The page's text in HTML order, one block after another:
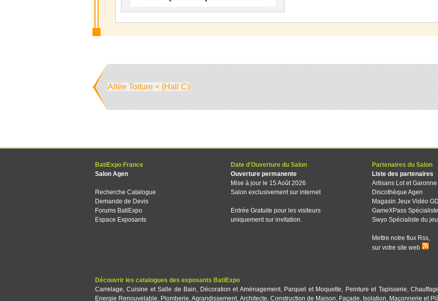
Allée Toiture < (Hall C)
BatiExpo France
Salon Agen
Recherche Catalogue
Demande de Devis
Forums BatiExpo
Espace Exposants
Date d'Ouverture du Salon
Ouverture permanente
Mise à jour le 15 Août 2026
Salon exclusivement sur internet
Entrée Gratuite pour les visiteurs
uniquement sur invitation.
Partenaires du Salon
Liste des partenaires
Artisans Lot et Garonne
Discothèque Agen
Magasin Jeux Vidéo
GameXPass
Swyo Spécialiste du
Mettre notre flux Rss,
sur votre site web
Découvrir les catalogues des exposants BatiExpo
Carrelage,Cuisine et Salle de Bain, Décoration et Aménagement, Parquet et Moquette, Peinture et Tapisserie,
Energie Renouvelable, Plomberie,Agrandissement, Architecte, Construction de Maison, Façade, Isolation, Maçonnerie et